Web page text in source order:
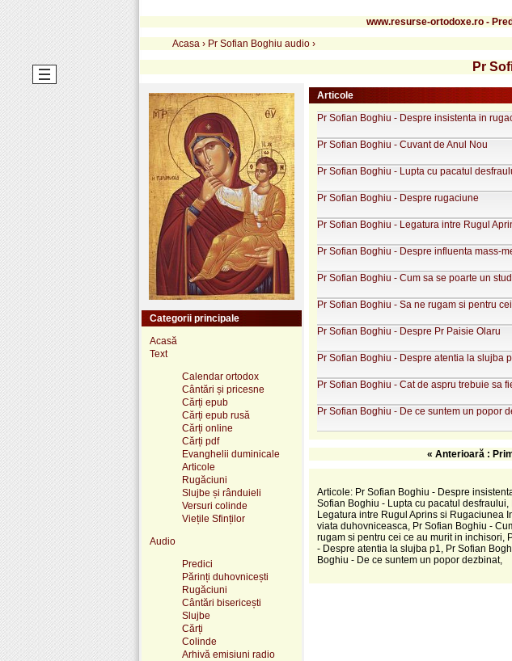
www.resurse-ortodoxe.ro -
Acasa › Pr Sofian Boghiu audio ›
Pr
Categorii principale
Acasă
Text
Calendar ortodox
Cântări și pricesne
Cărți epub
Cărți epub rusă
Cărți online
Cărți pdf
Evanghelii duminicale
Articole
Rugăciuni
Slujbe și rânduieli
Versuri colinde
Viețile Sfinților
Audio
Predici
Părinți duhovnicești
Rugăciuni
Cântări bisericești
Slujbe
Cărți
Colinde
Arhivă emisiuni radio
Articole
Pr Sofian Boghiu - Despre insistenta in
Pr Sofian Boghiu - Cuvant de Anul Nou
Pr Sofian Boghiu - Lupta cu pacatul
Pr Sofian Boghiu - Despre rugaciune
Pr Sofian Boghiu - Legatura intre Rugul
Pr Sofian Boghiu - Despre influenta mass-
Pr Sofian Boghiu - Cum sa se poarte un
Pr Sofian Boghiu - Sa ne rugam si pentru
Pr Sofian Boghiu - Despre Pr Paisie Olaru
Pr Sofian Boghiu - Despre atentia la slujba
Pr Sofian Boghiu - Cat de aspru trebuie sa
Pr Sofian Boghiu - De ce suntem un popor
« Anterioară :
Articole: Pr Sofian Boghiu - Despre
Sofian Boghiu - Lupta cu pacatul
Legatura intre Rugul Aprins si Rugaciunea
viata duhovniceasca, Pr Sofian Boghiu -
rugam si pentru cei ce au murit in inchisori,
- Despre atentia la slujba p1, Pr Sofian
Boghiu - De ce suntem un popor dezbinat,